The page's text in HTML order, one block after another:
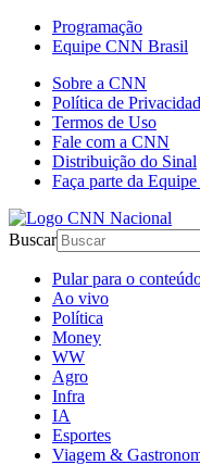
Programação
Equipe CNN Brasil
Sobre a CNN
Política de
Termos de Uso
Fale com a CNN
Distribuição do Sinal
Faça parte da
Buscar
Pular para o
Ao vivo
Política
Money
WW
Agro
Infra
IA
Esportes
Viagem &